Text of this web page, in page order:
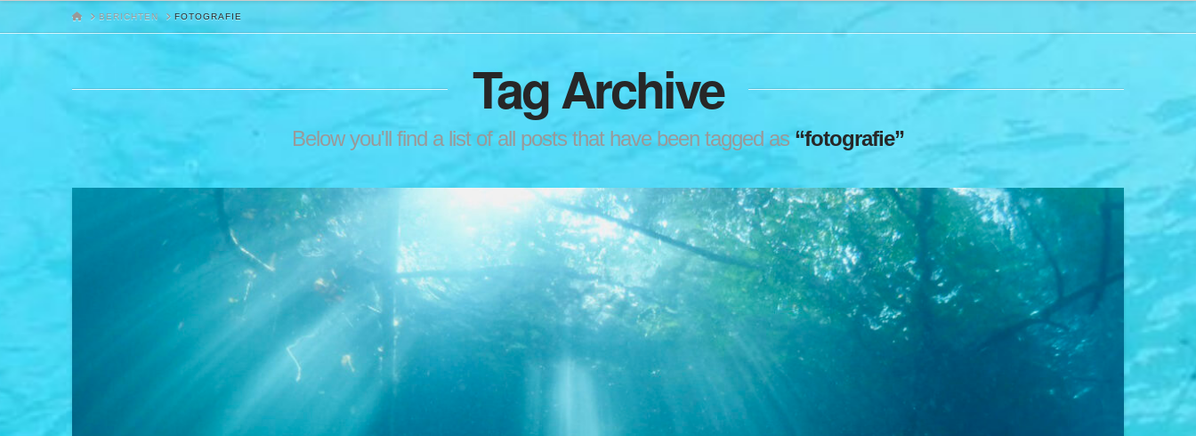
HOMEBERICHTEN FOTOGRAFIE
Tag Archive
Below you'll find a list of all posts that have been tagged as “fotografie”